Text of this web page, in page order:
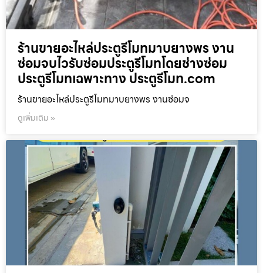
ร้านขายอะไหล่ประตูรีโมทมาบยางพร งาน
ซ่อมจบไวรับซ่อมประตูรีโมทโดยช่างซ่อม
ประตูรีโมทเฉพาะทาง ประตูรีโมท.com
ร้านขายอะไหล่ประตูรีโมทมาบยางพร งานซ่อมจ
ดูเพิ่มเติม »